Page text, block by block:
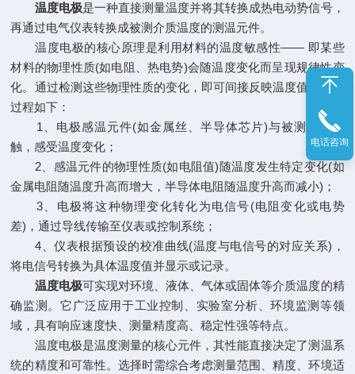
温度电极是一种直接测量温度并将其转换成热电动势信号，
再通过电气仪表转换成被测介质温度的测温元件。
温度电极的核心原理是利用材料的温度敏感性—— 即某些
材料的物理性质(如电阻、热电势)会随温度变化而呈现规律性变
化。通过检测这些物理性质的变化，即可间接反映温度值。具体
过程如下：
1、电极感温元件(如金属丝、半导体芯片)与被测介质接
触，感受温度变化；
2、感温元件的物理性质(如电阻值)随温度发生特定变化(如
金属电阻随温度升高而增大，半导体电阻随温度升高而减小)；
3、电极将这种物理变化转化为电信号(电阻变化或电势
差)，通过导线传输至仪表或控制系统；
4、仪表根据预设的校准曲线(温度与电信号的对应关系)，
将电信号转换为具体温度值并显示或记录。
温度电极可实现对环境、液体、气体或固体等介质温度的精
确监测。它广泛应用于工业控制、实验室分析、环境监测等领
域，具有响应速度快、测量精度高、稳定性强等特点。
温度电极是温度测量的核心元件，其性能直接决定了测温系
统的精度和可靠性。选择时需综合考虑测量范围、精度、环境适
电话咨询